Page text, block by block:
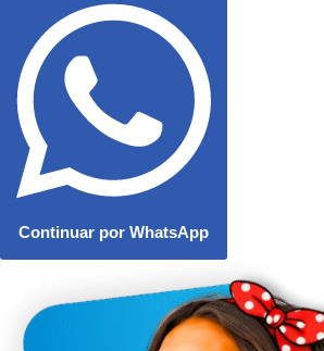
Continuar por WhatsApp